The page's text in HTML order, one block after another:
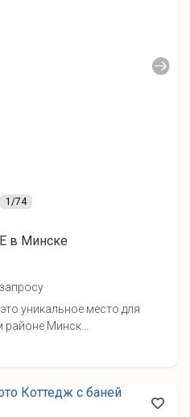
1/74
в Минске
уникальное место для
Минск...